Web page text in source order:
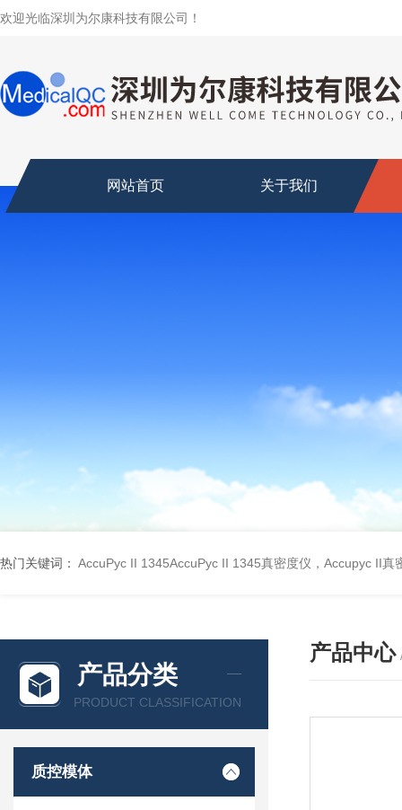
欢迎光临深圳为尔康科技有限公司！
网站首页 关于我们
热门关键词： AccuPyc II 1345AccuPyc II 1345真密度仪，Accupyc II真
产品分类
PRODUCT CLASSIFICATION
质控模体
产品中心